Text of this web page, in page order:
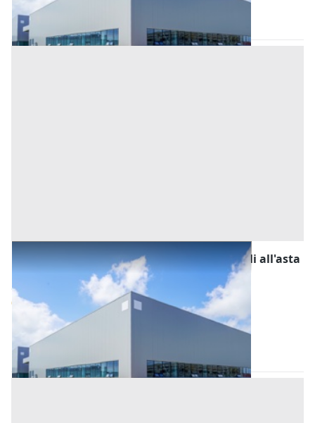
Codice asta:
Asta chiusa
Fabbricati Costruiti per Esigenze Industriali all'asta
a Padova
Casale di Scodosia
Offerta minima
67.500 € 90.000 €
Codice asta:
Asta chiusa